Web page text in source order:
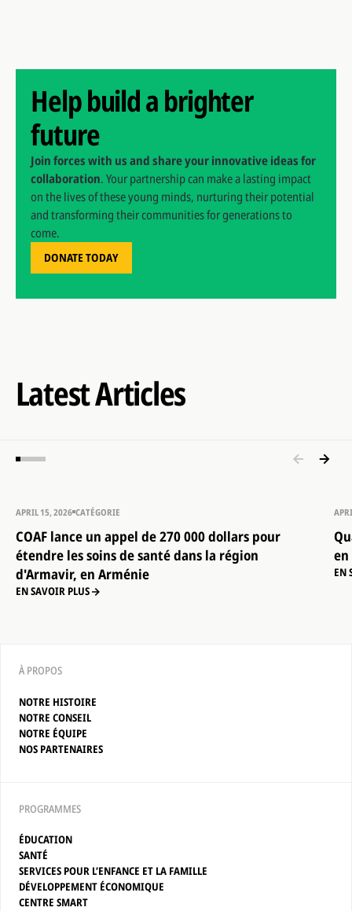
Help build a brighter
future
Join forces with us and share your innovative ideas for
collaboration. Your partnership can make a lasting impact
on the lives of these young minds, nurturing their potential
and transforming their communities for generations to
come.
DONATE TODAY
Latest Articles
APRIL 15, 2026 CATÉGORIE
COAF lance un appel de 270 000 dollars pour
étendre les soins de santé dans la région
d'Armavir, en Arménie
EN SAVOIR PLUS
EN
À PROPOS
NOTRE HISTOIRE
NOTRE CONSEIL
NOTRE ÉQUIPE
NOS PARTENAIRES
PROGRAMMES
ÉDUCATION
SANTÉ
SERVICES POUR L’ENFANCE ET LA FAMILLE
DÉVELOPPEMENT ÉCONOMIQUE
CENTRE SMART